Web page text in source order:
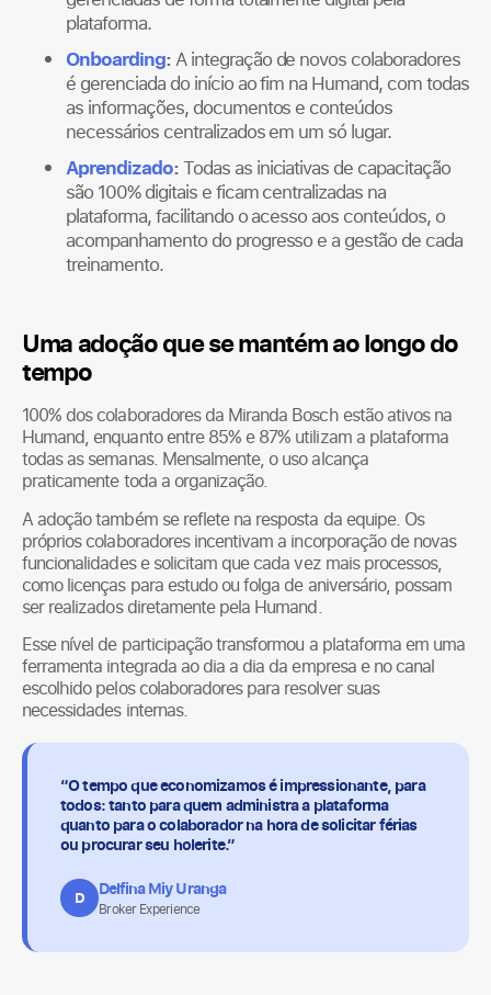
plataforma.
Onboarding:A integração de novos colaboradores
é gerenciada do início ao fim na Humand, com todas
as informações, documentos e conteúdos
necessários centralizados em um só lugar.
Aprendizado:Todas as iniciativas de capacitação
são 100% digitais e ficam centralizadas na
plataforma, facilitando o acesso aos conteúdos, o
acompanhamento do progresso e a gestão de cada
treinamento.
Uma adoção que se mantém ao longo do
tempo
100% dos colaboradores da Miranda Bosch estão ativos na
Humand, enquanto entre 85% e 87% utilizam a plataforma
todas as semanas. Mensalmente, o uso alcança
praticamente toda a organização.
A adoção também se reflete na resposta da equipe. Os
próprios colaboradores incentivam a incorporação de novas
funcionalidades e solicitam que cada vez mais processos,
como licenças para estudo ou folga de aniversário, possam
ser realizados diretamente pela Humand.
Esse nível de participação transformou a plataforma em uma
ferramenta integrada ao dia a dia da empresa e no canal
escolhido pelos colaboradores para resolver suas
necessidades internas.
“O tempo que economizamos é impressionante, para
todos: tanto para quem administra a plataforma
quanto para o colaborador na hora de solicitar férias
ou procurar seu holerite.”
D Delfina Miy Uranga
Broker Experience